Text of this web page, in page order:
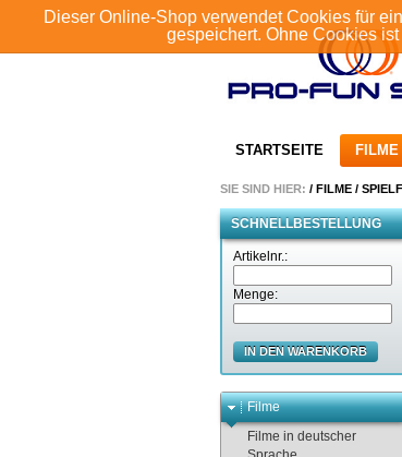
Dieser Online-Shop verwendet Cookies für
gespeichert. Ohne Cookies
STARTSEITE FILME
SIE SIND HIER: / FILME /
SCHNELLBESTELLUNG
Artikelnr.:
Menge:
IN DEN WARENKORB
Filme
Filme in deutscher